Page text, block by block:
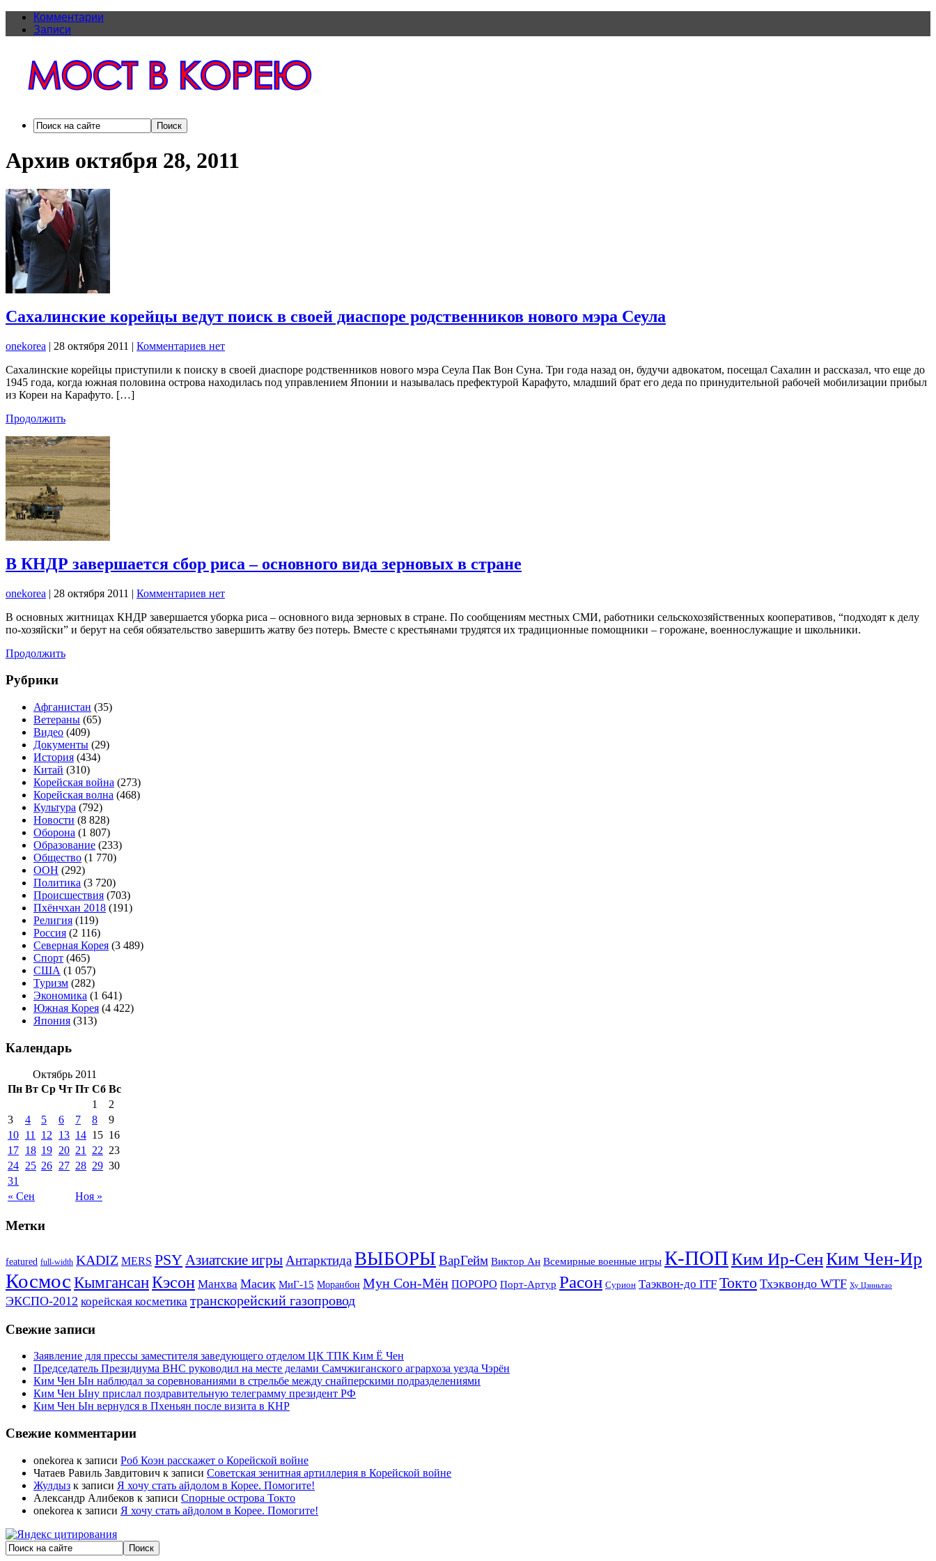
Комментарии
Записи
Архив октября 28, 2011
Сахалинские корейцы ведут поиск в своей диаспоре родственников нового мэра Сеула
onekorea | 28 октября 2011 | Комментариев нет
Сахалинские корейцы приступили к поиску в своей диаспоре родственников нового мэра Сеула Пак Вон Суна. Три года назад он, будучи адвокатом, посещал Сахалин и рассказал, что еще до
1945 года, когда южная половина острова находилась под управлением Японии и называлась префектурой Карафуто, младший брат его деда по принудительной рабочей мобилизации прибыл
из Кореи на Карафуто. […]
Продолжить
В КНДР завершается сбор риса – основного вида зерновых в стране
onekorea | 28 октября 2011 | Комментариев нет
В основных житницах КНДР завершается уборка риса – основного вида зерновых в стране. По сообщениям местных СМИ, работники сельскохозяйственных кооперативов, “подходят к делу
по-хозяйски” и берут на себя обязательство завершить жатву без потерь. Вместе с крестьянами трудятся их традиционные помощники – горожане, военнослужащие и школьники.
Продолжить
Рубрики
Афганистан (35)
Ветераны (65)
Видео (409)
Документы (29)
История (434)
Китай (310)
Корейская война (273)
Корейская волна (468)
Культура (792)
Новости (8 828)
Оборона (1 807)
Образование (233)
Общество (1 770)
ООН (292)
Политика (3 720)
Происшествия (703)
Пхёнчхан 2018 (191)
Религия (119)
Россия (2 116)
Северная Корея (3 489)
Спорт (465)
США (1 057)
Туризм (282)
Экономика (1 641)
Южная Корея (4 422)
Япония (313)
Календарь
Октябрь 2011
Пн Вт Ср Чт Пт Сб Вс
« Сен Ноя »
1
2
3
4 5 6 7 8
9
10 11 12 13 14 15 16
17 18 19 20 21 22 23
24 25 26 27 28 29 30
31
Метки
featured full-width KADIZ MERS PSYАзиатские игры АнтарктидаВЫБОРЫ ВарГейм Виктор Ан Всемирные военные игры К-ПОПКим Ир-СенКим Чен-Ир
Космос КымгансанКэсон Манхва Масик МиГ-15 Моранбон Мун Сон-Мён ПОРОРО Порт-Артур Расон Сурион Таэквон-до ITF Токто Тхэквондо WTF Ху Цзиньтао
ЭКСПО-2012 корейская косметика транскорейский газопровод
Свежие записи
Заявление для прессы заместителя заведующего отделом ЦК ТПК Ким Ё Чен
Председатель Президиума ВНС руководил на месте делами Самчжиганского агрархоза уезда Чэрён
Ким Чен Ын наблюдал за соревнованиями в стрельбе между снайперскими подразделениями
Ким Чен Ыну прислал поздравительную телеграмму президент РФ
Ким Чен Ын вернулся в Пхеньян после визита в КНР
Свежие комментарии
onekorea к записи Роб Коэн расскажет о Корейской войне
Чатаев Равиль Завдитович к записи Советская зенитная артиллерия в Корейской войне
Жулдыз к записи Я хочу стать айдолом в Корее. Помогите!
Александр Алибеков к записи Спорные острова Токто
onekorea к записи Я хочу стать айдолом в Корее. Помогите!